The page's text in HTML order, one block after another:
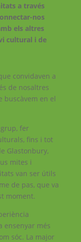
a través
nos
els altres
cultural i de
convidaven a
de nosaltres
buscàvem en el
fer
fins i tot
Glastonbury,
mites i
van ser útils
de pas, que va
moment.
ensenyar més
sóc. La major